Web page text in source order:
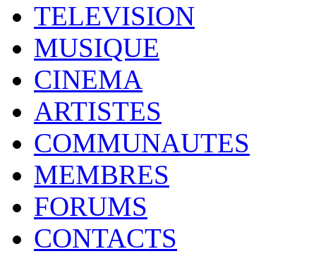
TELEVISION
MUSIQUE
CINEMA
ARTISTES
COMMUNAUTES
MEMBRES
FORUMS
CONTACTS